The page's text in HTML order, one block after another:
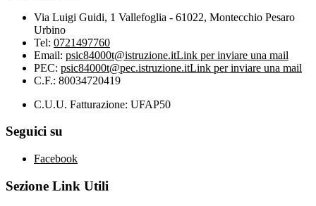
Via Luigi Guidi, 1 Vallefoglia - 61022, Montecchio Pesaro
Urbino
Tel: 0721497760
Email: psic84000t@istruzione.itLink per inviare una mail
PEC: psic84000t@pec.istruzione.itLink per inviare una mail
C.F.: 80034720419
C.U.U. Fatturazione: UFAP50
Seguici su
Facebook
Sezione Link Utili